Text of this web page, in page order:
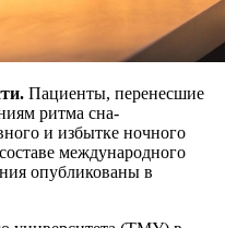
Пациенты, перенесшие
ритма сна-
и избытке ночного
международного
опубликованы в